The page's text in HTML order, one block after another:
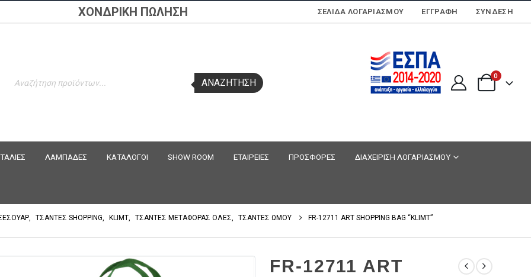
ΧΟΝΔΡΙΚΗ ΠΩΛΗΣΗ ΣΕΛΊΔΑ ΛΟΓΑΡΙΑΣΜΟΎ ΕΓΓΡΑΦΗ ΣΎΝΔΕΣΗ
search
ΑΝΑΖΉΤΗΣΗ
0
ΛΑΜΠΑΔΕΣ ΚΑΤΑΛΟΓΟΙ SHOW ROOM ΕΤΑΙΡΕΙΕΣ ΠΡΟΣΦΟΡΕΣ ΔΙΑΧΕΙΡΙΣΗ ΛΟΓΑΡΙΑΣΜΟΥ
, ΤΣΑΝΤΕΣ SHOPPING, KLIMT, ΤΣΑΝΤΕΣ ΜΕΤΑΦΟΡΑΣ ΟΛΕΣ, ΤΣΑΝΤΕΣ ΩΜΟΥ FR-12711 ART SHOPPING BAG “KLIMT”
FR-12711 ART